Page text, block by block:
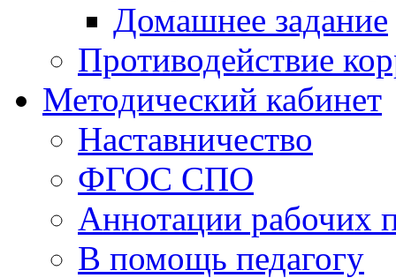
Домашнее задание
Противодействие
Методический кабинет
Наставничество
ФГОС СПО
Аннотации рабочих
В помощь педагогу